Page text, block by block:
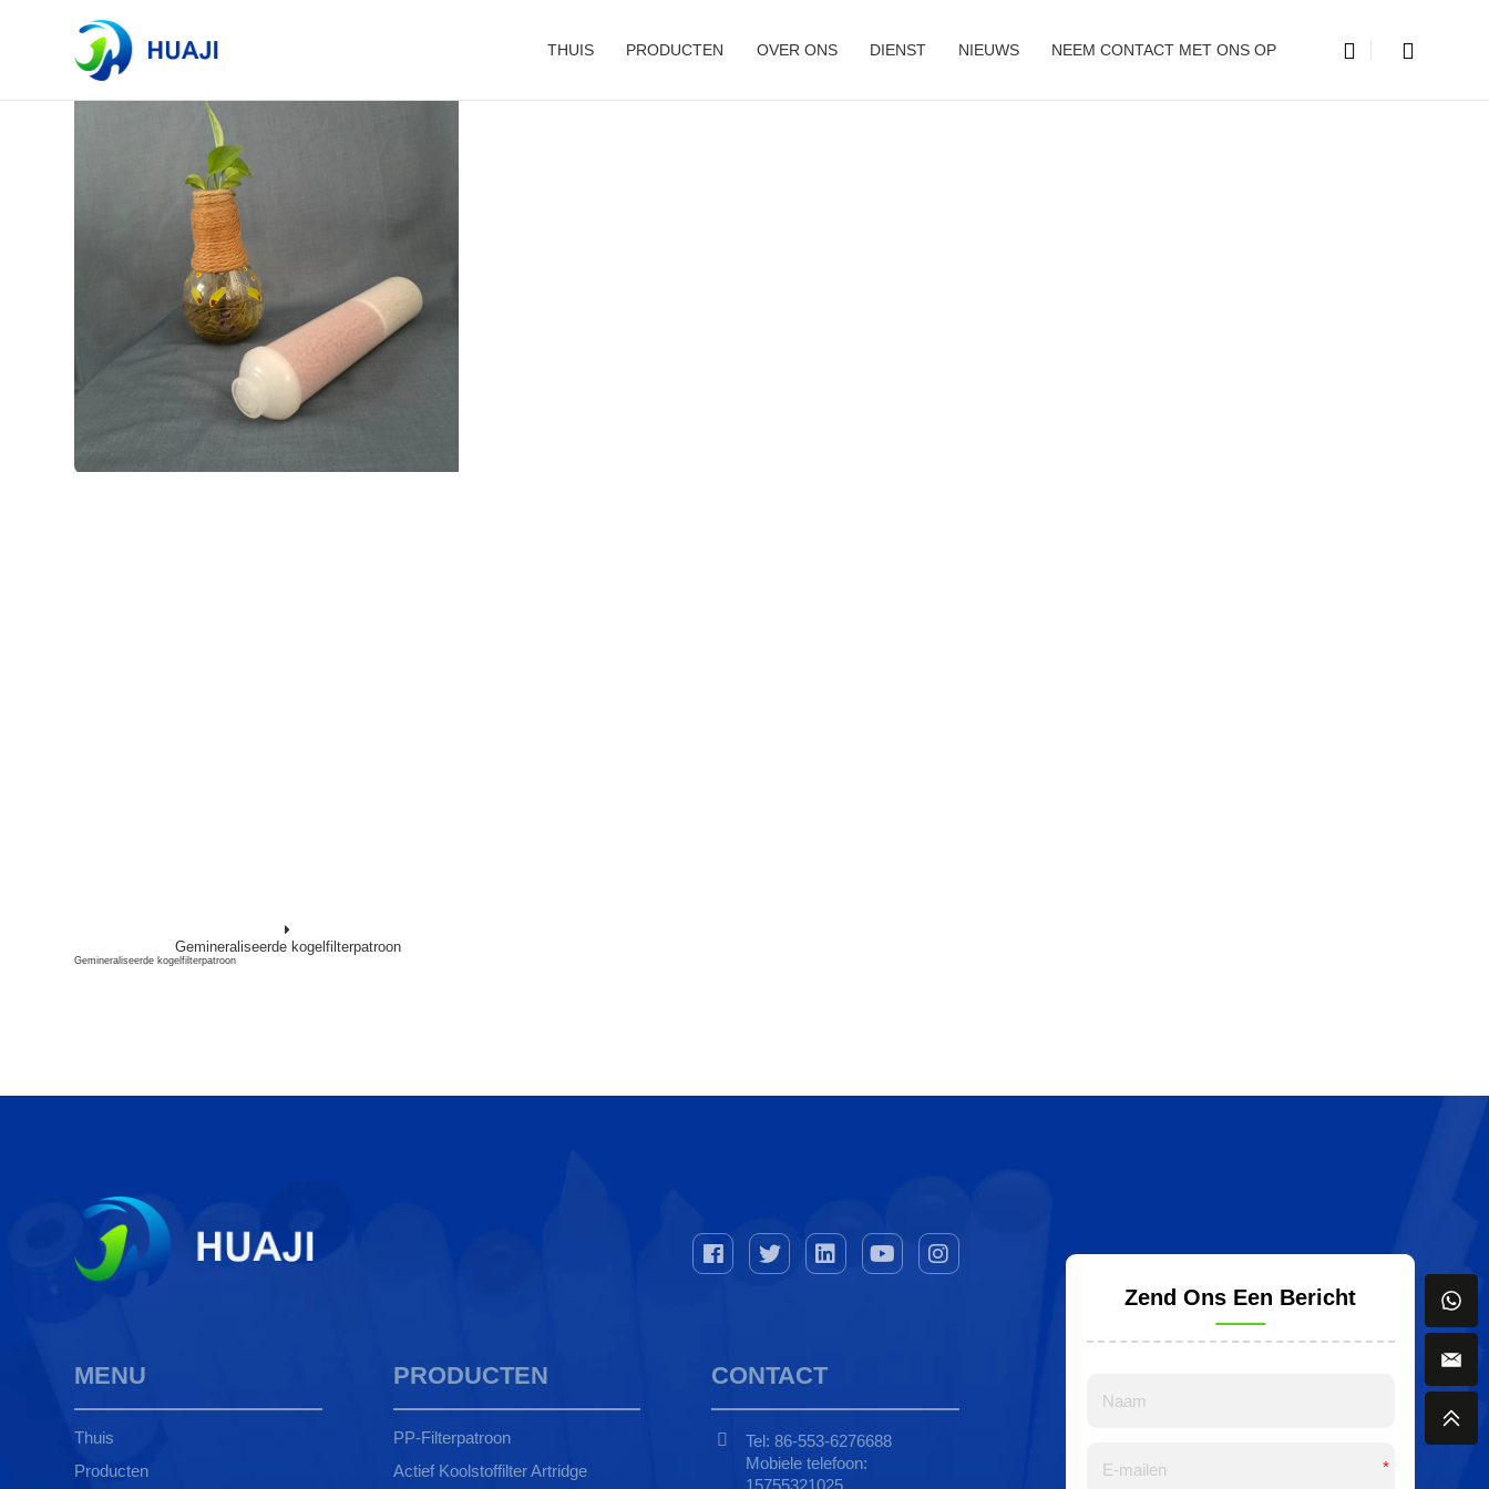
THUIS PRODUCTEN OVER ONS DIENST NIEUWS NEEM CONTACT MET ONS OP
Tagslijst
Er zijn in totaal 1 artikelen gevonden
Gemineraliseerde kogelfilterpatroon
Gemineraliseerde kogelfilterpatroon
MENU
Thuis
Producten
PRODUCTEN
PP-Filterpatroon
Actief Koolstoffilter Artridge
CONTACT
Tel: 86-553-6276688
Mobiele telefoon:
Zend Ons Een Bericht
*